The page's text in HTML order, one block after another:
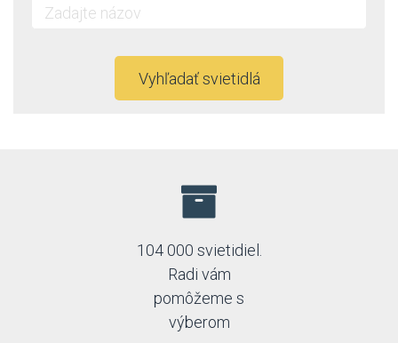
Kaja
Vyhľadať svietidlá
104 000 svietidiel.
Radi vám
pomôžeme s
výberom